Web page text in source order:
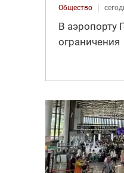
Общество
В аэропорту
ограничения